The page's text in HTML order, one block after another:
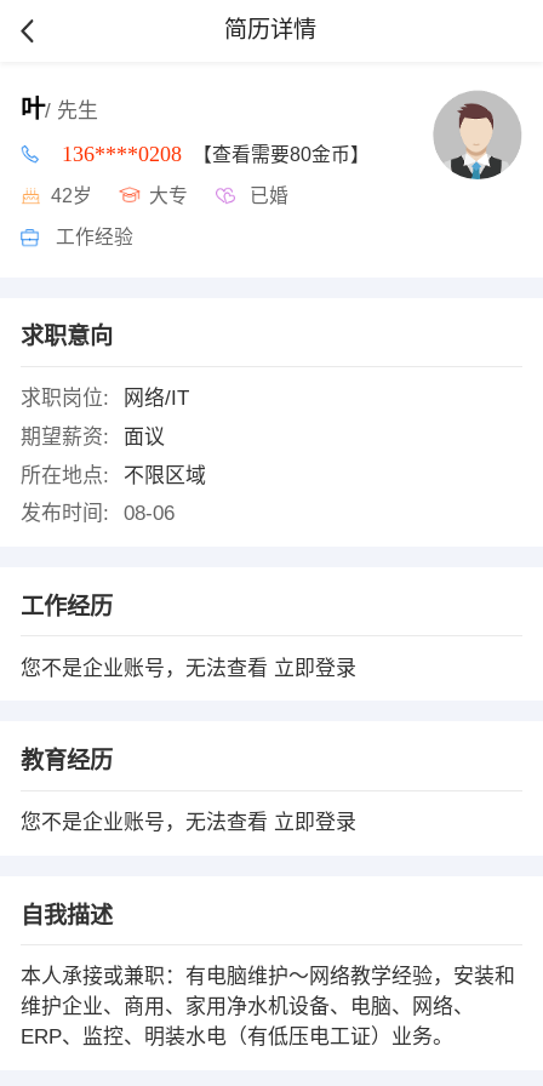
简历详情
叶/ 先生
136****0208 【查看需要80金币】
42岁 大专 已婚
工作经验
求职意向
求职岗位:
网络/IT
期望薪资:
面议
所在地点:
不限区域
发布时间:
08-06
工作经历
您不是企业账号，无法查看 立即登录
教育经历
您不是企业账号，无法查看 立即登录
自我描述
本人承接或兼职：有电脑维护～网络教学经验，安装和
维护企业、商用、家用净水机设备、电脑、网络、
ERP、监控、明装水电（有低压电工证）业务。